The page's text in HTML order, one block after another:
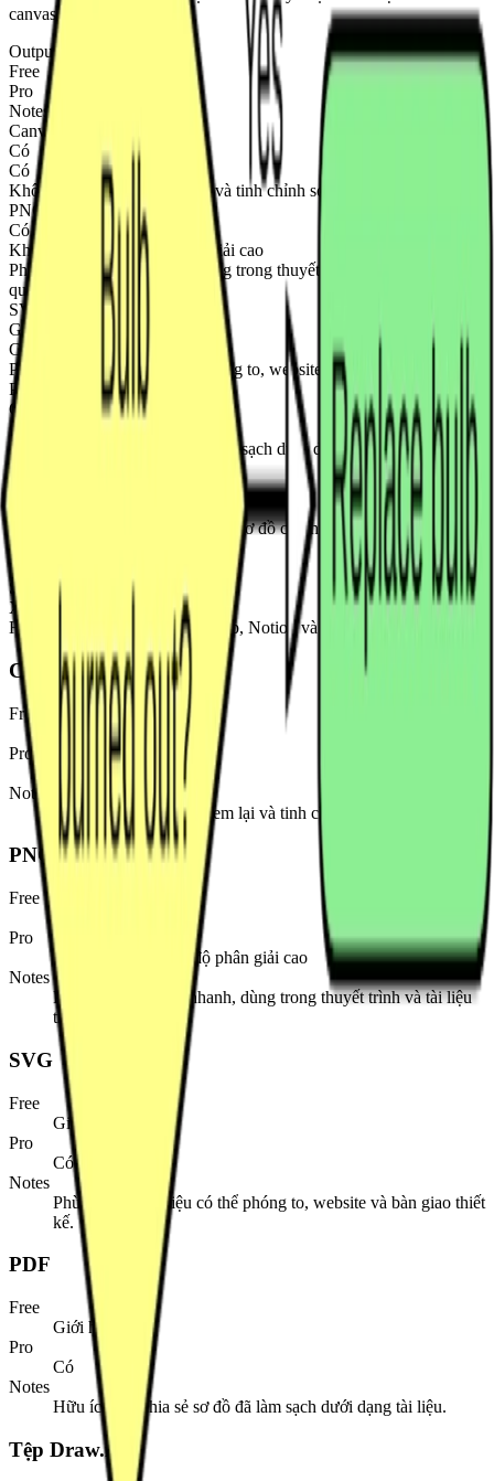
canvas ChatFlowchart.
Output
Free
Pro
Notes
Canvas chỉnh sửa
Có
Có
Không gian chính để xem lại và tinh chỉnh sơ đồ đã dựng lại.
PNG
Có watermark
Không watermark / độ phân giải cao
Phù hợp để chia sẻ nhanh, dùng trong thuyết trình và tài liệu trực
quan.
SVG
Giới hạn
Có
Phù hợp cho tài liệu có thể phóng to, website và bàn giao thiết kế.
PDF
Giới hạn
Có
Hữu ích khi chia sẻ sơ đồ đã làm sạch dưới dạng tài liệu.
Tệp Draw.io
Dành cho quy trình làm việc với sơ đồ chỉnh sửa được tương thích
Draw.io.
Mermaid
Sao chép khi khả dụng
Xuất nâng cao
Hữu ích cho Markdown, GitHub, Notion và tài liệu kỹ thuật.
Canvas chỉnh sửa
Free
Có
Pro
Notes
Không gian chính để xem lại và tinh chỉnh sơ đồ đã dựng lại.
PNG
Free
Pro
Không watermark / độ phân giải cao
Notes
Phù hợp để chia sẻ nhanh, dùng trong thuyết trình và tài liệu
trực quan.
SVG
Free
Giới hạn
Pro
Có
Notes
Phù hợp cho tài liệu có thể phóng to, website và bàn giao thiết
kế.
PDF
Free
Giới hạn
Pro
Có
Notes
Hữu ích khi chia sẻ sơ đồ đã làm sạch dưới dạng tài liệu.
Tệp Draw.io